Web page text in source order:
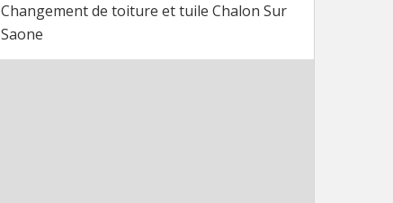
Changement de toiture et tuile Chalon Sur
Saone